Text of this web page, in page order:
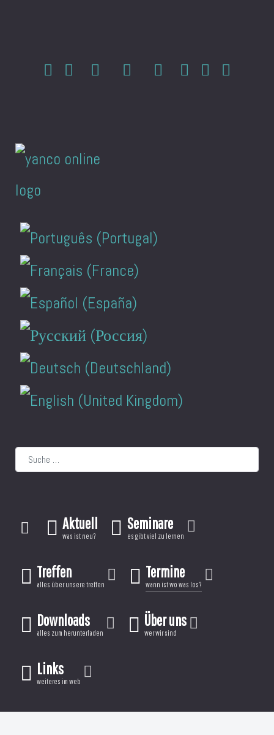
Sprache auswählen
Suchen
Aktuell
was ist neu?
Seminare
es gibt viel zu lernen
Treffen
alles über unsere treffen
Termine
wann ist wo was los?
Downloads
alles zum herunterladen
Über uns
wer wir sind
Links
weiteres im web